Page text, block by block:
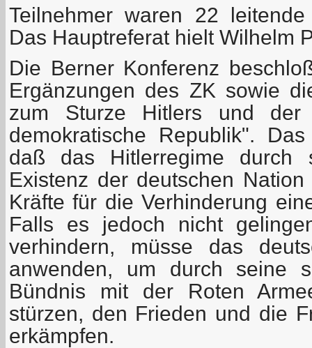
Teilnehmer waren 22
Das Hauptreferat hielt Wilhelm
Die Berner Konferenz
Ergänzungen des ZK sowie
zum Sturze Hitlers und
demokratische Republik".
daß das Hitlerregime durch
Existenz der deutschen
Kräfte für die Verhinderung
Falls es jedoch nicht
verhindern, müsse das
anwenden, um durch seine
Bündnis mit der Roten
stürzen, den Frieden und die
erkämpfen.